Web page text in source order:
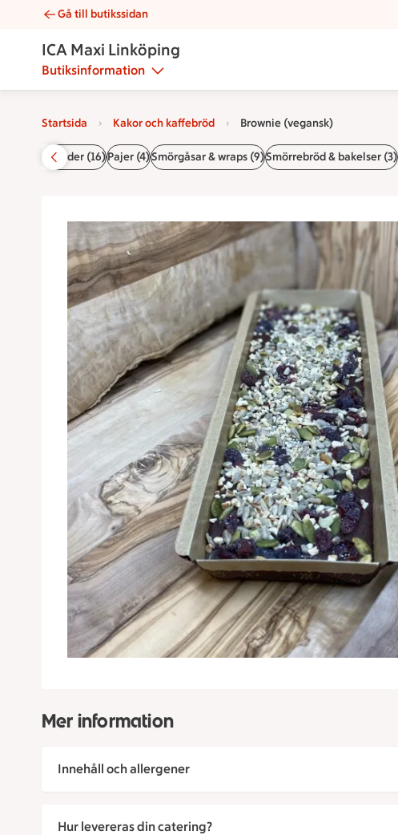
Brownie (vegansk) | Catering ICA Maxi Linköping
Gå till butikssidan
ICA Maxi Linköping
Butiksinformation
Startsida Kakor och kaffebröd Brownie (vegansk)
& sallader (16)Pajer (4)Smörgåsar & wraps (9)Smörrebröd & bakelser (3)
Mer information
Innehåll och allergener
Hur levereras din catering?